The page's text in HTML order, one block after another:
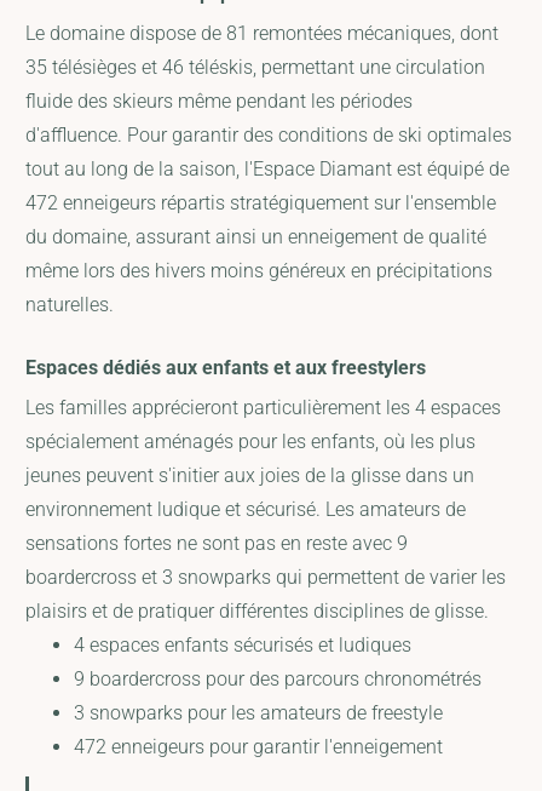
Le domaine dispose de 81 remontées mécaniques, dont
35 télésièges et 46 téléskis, permettant une circulation
fluide des skieurs même pendant les périodes
d'affluence. Pour garantir des conditions de ski optimales
tout au long de la saison, l'Espace Diamant est équipé de
472 enneigeurs répartis stratégiquement sur l'ensemble
du domaine, assurant ainsi un enneigement de qualité
même lors des hivers moins généreux en précipitations
naturelles.
Espaces dédiés aux enfants et aux freestylers
Les familles apprécieront particulièrement les 4 espaces
spécialement aménagés pour les enfants, où les plus
jeunes peuvent s'initier aux joies de la glisse dans un
environnement ludique et sécurisé. Les amateurs de
sensations fortes ne sont pas en reste avec 9
boardercross et 3 snowparks qui permettent de varier les
plaisirs et de pratiquer différentes disciplines de glisse.
4 espaces enfants sécurisés et ludiques
9 boardercross pour des parcours chronométrés
3 snowparks pour les amateurs de freestyle
472 enneigeurs pour garantir l'enneigement